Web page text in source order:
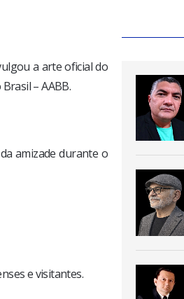
a arte oficial do
– AABB.
amizade durante o
e visitantes.